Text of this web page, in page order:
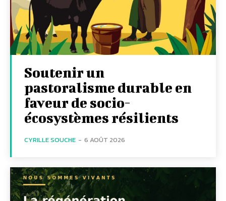
Soutenir un
pastoralisme durable en
faveur de socio-
écosystèmes résilients
CYRILLE SOUCHE - 6 AOÛT 2026